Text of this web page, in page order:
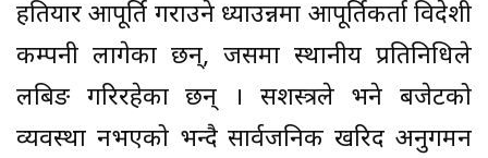
हतियार आपूर्ति गराउने ध्याउन्नमा आपूर्तिकर्ता विदेशी
कम्पनी लागेका छन्, जसमा स्थानीय प्रतिनिधिले
लबिङ गरिरहेका छन् । सशस्त्रले भने बजेटको
व्यवस्था नभएको भन्दै सार्वजनिक खरिद अनुगमन